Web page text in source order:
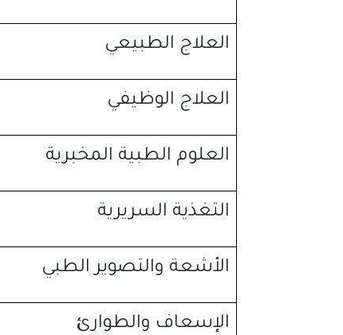
العلاج الطبيعي
العلاج الوظيفي
العلوم الطبية المخبرية
التغذية السريرية
الأشعة والتصوير الطبي
الإسعاف والطوارئ